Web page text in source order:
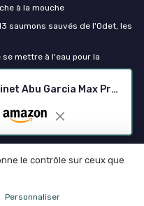
Ensemble Canne et Moulinet Abu Garcia Max Pro 1.98 m
à la mouche
saumons sauvés de l'Odet, les
mettre à l'eau pour la
2026
le contrôle sur ceux que
Personnaliser